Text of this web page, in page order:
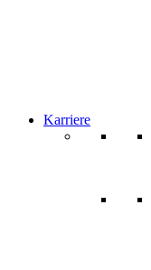
Karriere